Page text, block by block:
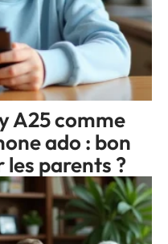
A25 comme
ado : bon
parents ?